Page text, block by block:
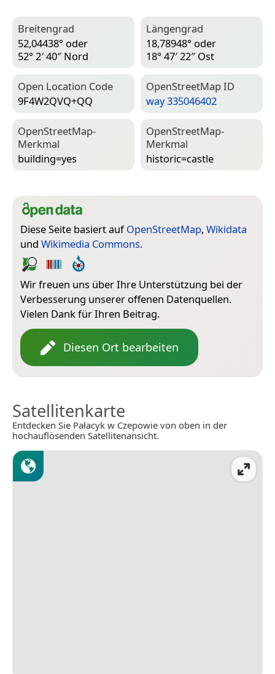
Breitengrad
52,04438° oder
52° 2′ 40″ Nord
Längengrad
18,78948° oder
18° 47′ 22″ Ost
Open Location Code
9F4W2QVQ+QQ
Open­Street­Map ID
way 335046402
Open­Street­Map-
Merkmal
building=­yes
Open­Street­Map-
Merkmal
historic=­castle
Diese Seite basiert aufOpenStreetMap, Wikidata
und Wikimedia Commons.
Wir freuen uns über Ihre Unterstützung bei der
Verbesserung unserer offenen Datenquellen.
Vielen Dank für Ihren Beitrag.
Diesen Ort bearbeiten
Satellitenkarte
Entdecken Sie Pałacyk w Czepowie von oben in der
hochauflösenden Satellitenansicht.